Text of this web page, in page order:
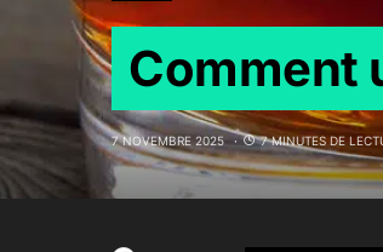
Comment
7 NOVEMBRE 2025 7 MINUTES DE